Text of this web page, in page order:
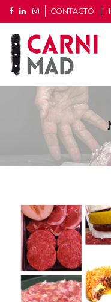
CONTACTO